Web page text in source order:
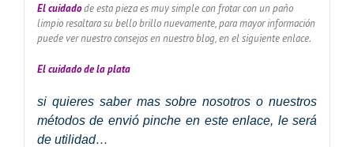
El cuidadode esta pieza es muy simple con frotar con un paño
limpio resaltara su bello brillo nuevamente, para mayor información
puede ver nuestro consejos en nuestro blog, en el siguiente enlace.
El cuidado dela plata
si quieres saber mas sobre nosotros o nuestros
métodos de envió pinche en este enlace, le será
de utilidad…